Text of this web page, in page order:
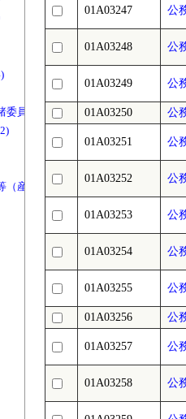
員会等(1466)
（産官学連
01A03247 公
01A03248 公
01A03249 公
01A03250 公
01A03251 公
01A03252 公
01A03253 公
01A03254 公
01A03255 公
01A03256 公
01A03257 公
01A03258 公